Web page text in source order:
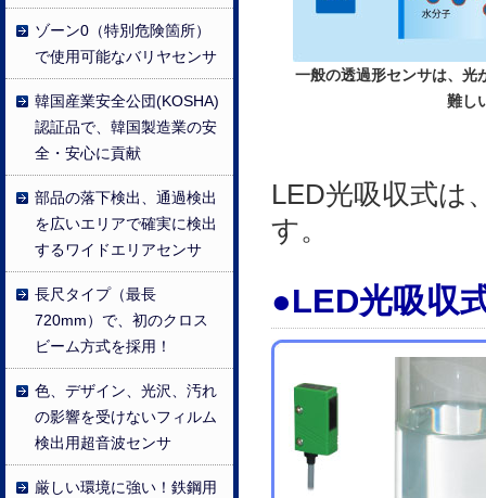
ゾーン0（特別危険箇所）
で使用可能なバリヤセンサ
韓国産業安全公団(KOSHA)
認証品で、韓国製造業の安
全・安心に貢献
部品の落下検出、通過検出
を広いエリアで確実に検出
するワイドエリアセンサ
長尺タイプ（最長
720mm）で、初のクロス
ビーム方式を採用！
色、デザイン、光沢、汚れ
の影響を受けないフィルム
検出用超音波センサ
厳しい環境に強い！鉄鋼用
一般の透過形センサは、光
難し
LED光吸収式は
す。
●LED光吸収